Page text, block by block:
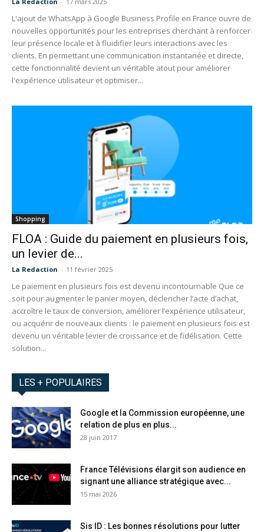
L'ajout de WhatsApp à Google Business Profile en France ouvre de
nouvelles opportunités pour les entreprises cherchant à renforcer
leur présence locale et à fluidifier leurs interactions avec les
clients. En permettant une communication instantanée et directe,
cette fonctionnalité devient un véritable atout pour améliorer
l'expérience utilisateur et optimiser...
Shopping
FLOA : Guide du paiement en plusieurs fois,
un levier de...
La Redaction - 11 février 2025
Le paiement en plusieurs fois est devenu incontournable Que ce
soit pour augmenter le panier moyen, déclencher l’acte d’achat,
accroître le taux de conversion, améliorer l’expérience utilisateur,
ou acquérir de nouveaux clients : le paiement en plusieurs fois est
devenu un véritable levier de croissance et de fidélisation. Cette
solution...
LES + POPULAIRES
Google et la Commission européenne, une
relation de plus en plus...
28 juin 2017
France Télévisions élargit son audience en
signant une alliance stratégique avec...
15 mai 2026
Sis ID : Les bonnes résolutions pour lutter